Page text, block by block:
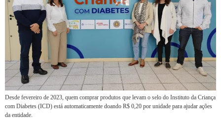
Desde fevereiro de 2023, quem comprar produtos que levam o selo do Instituto da Criança
com Diabetes (ICD) está automaticamente doando R$ 0,20 por unidade para ajudar ações
da entidade.